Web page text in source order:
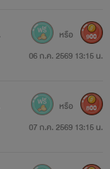
06 ก.ค. 2569 13:15 น.
หรือ 900
07 ก.ค. 2569 13:15 น.
หรือ 800